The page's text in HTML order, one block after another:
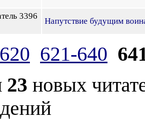
3396
Напутствие будущим
621-640
23 новых